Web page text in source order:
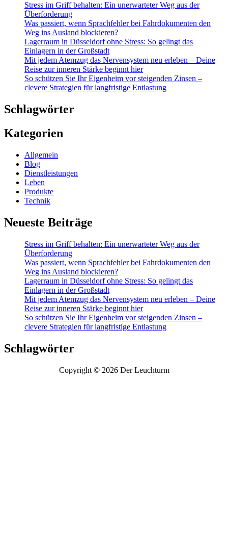
Stress im Griff behalten: Ein unerwarteter Weg aus der
Überforderung
Was passiert, wenn Sprachfehler bei Fahrdokumenten den
Weg ins Ausland blockieren?
Lagerraum in Düsseldorf ohne Stress: So gelingt das
Einlagern in der Großstadt
Mit jedem Atemzug das Nervensystem neu erleben – Deine
Reise zur inneren Stärke beginnt hier
So schützen Sie Ihr Eigenheim vor steigenden Zinsen –
clevere Strategien für langfristige Entlastung
Schlagwörter
Kategorien
Allgemein
Blog
Dienstleistungen
Leben
Produkte
Technik
Neueste Beiträge
Stress im Griff behalten: Ein unerwarteter Weg aus der
Überforderung
Was passiert, wenn Sprachfehler bei Fahrdokumenten den
Weg ins Ausland blockieren?
Lagerraum in Düsseldorf ohne Stress: So gelingt das
Einlagern in der Großstadt
Mit jedem Atemzug das Nervensystem neu erleben – Deine
Reise zur inneren Stärke beginnt hier
So schützen Sie Ihr Eigenheim vor steigenden Zinsen –
clevere Strategien für langfristige Entlastung
Schlagwörter
Copyright © 2026 Der Leuchturm